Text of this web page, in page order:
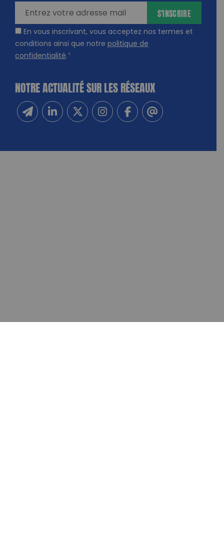
En vous inscrivant, vous acceptez nos termes et
conditions ainsi que notre politique de
confidentialité.*
S'INSCRIRE
NOTRE ACTUALITÉ SUR LES RÉSEAUX